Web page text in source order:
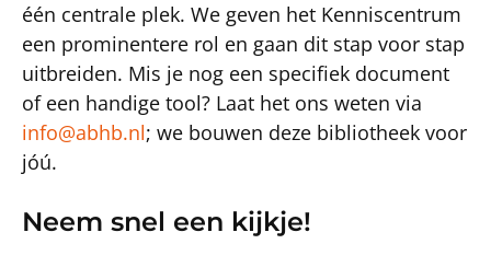
één centrale plek. We geven het Kenniscentrum
een prominentere rol en gaan dit stap voor stap
uitbreiden. Mis je nog een specifiek document
of een handige tool? Laat het ons weten via
info@abhb.nl; we bouwen deze bibliotheek voor
jóú.
Neem snel een kijkje!